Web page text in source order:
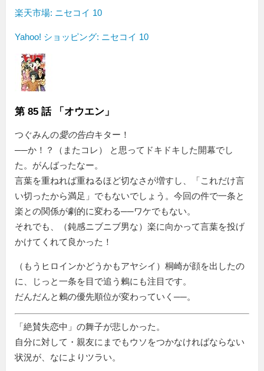
楽天市場: ニセコイ 10
Yahoo! ショッピング: ニセコイ 10
第 85 話 「オウエン」
つぐみんの愛の告白キター！
──か！？（またコレ） と思ってドキドキした開幕でし
た。がんばったなー。
言葉を重ねれば重ねるほど切なさが増すし、「これだけ言
い切ったから満足」でもないでしょう。今回の件で一条と
楽との関係が劇的に変わる──ワケでもない。
それでも、（鈍感ニブニブ男な）楽に向かって言葉を投げ
かけてくれて良かった！
（もうヒロインかどうかもアヤシイ）桐崎が顔を出したの
に、じっと一条を目で追う鶫にも注目です。
だんだんと鶫の優先順位が変わっていく──。
絶賛失恋中
の舞子が悲しかった。
自分に対して・親友にまでもウソをつかなければならない
状況が、なによりツラい。